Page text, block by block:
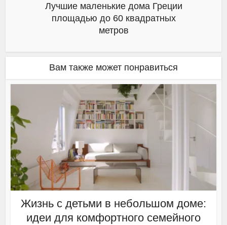
Лучшие маленькие дома Греции
площадью до 60 квадратных
метров
Вам также может понравиться
Жизнь с детьми в небольшом доме:
идеи для комфортного семейного